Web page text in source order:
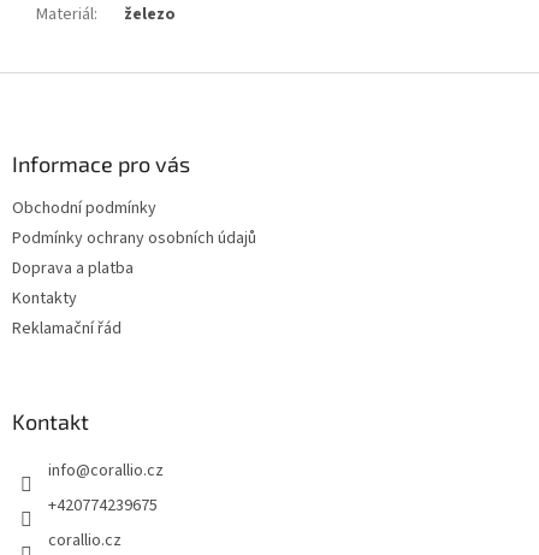
Materiál: železo
Informace pro vás
Obchodní podmínky
Podmínky ochrany osobních údajů
Doprava a platba
Kontakty
Reklamační řád
Kontakt
info@corallio.cz
+420774239675
corallio.cz